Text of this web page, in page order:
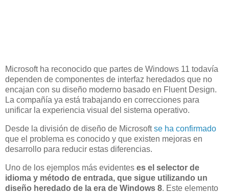
Microsoft ha reconocido que partes de Windows 11 todavía
dependen de componentes de interfaz heredados que no
encajan con su diseño moderno basado en Fluent Design.
La compañía ya está trabajando en correcciones para
unificar la experiencia visual del sistema operativo.
Desde la división de diseño de Microsoftse ha confirmado
que el problema es conocido y que existen mejoras en
desarrollo para reducir estas diferencias.
Uno de los ejemplos más evidentes es el selector de
idioma y método de entrada, que sigue utilizando un
diseño heredado de la era de Windows 8. Este elemento